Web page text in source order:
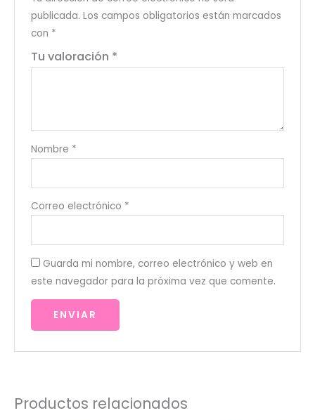
publicada. Los campos obligatorios están marcados
con *
Tu valoración *
Nombre *
Correo electrónico *
Guarda mi nombre, correo electrónico y web en
este navegador para la próxima vez que comente.
Productos relacionados